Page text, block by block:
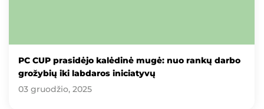
PC CUP prasidėjo kalėdinė mugė: nuo rankų darbo
grožybių iki labdaros iniciatyvų
03 gruodžio, 2025